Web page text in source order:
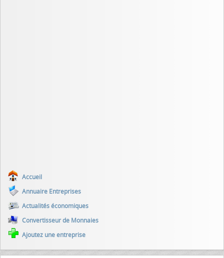
Accueil
Annuaire Entreprises
Actualités économiques
Convertisseur de Monnaies
Ajoutez une entreprise